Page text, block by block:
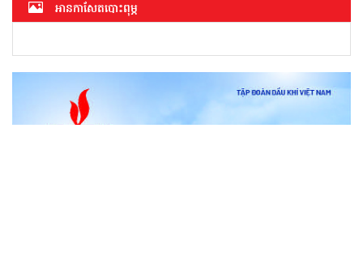
អាន​កាសែត​បោះពុម្ភ